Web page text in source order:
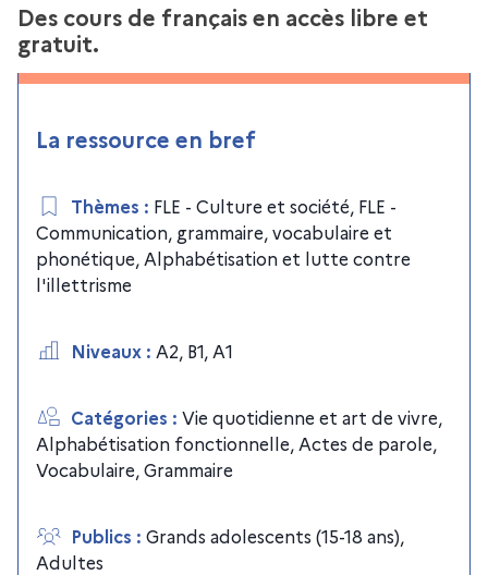
Des cours de français en accès libre et
gratuit.
La ressource en bref
Thèmes : FLE - Culture et société, FLE -
Communication, grammaire, vocabulaire et
phonétique, Alphabétisation et lutte contre
l'illettrisme
Niveaux : A2, B1, A1
Catégories : Vie quotidienne et art de vivre,
Alphabétisation fonctionnelle, Actes de parole,
Vocabulaire,Grammaire
Publics : Grands adolescents (15-18 ans),
Adultes